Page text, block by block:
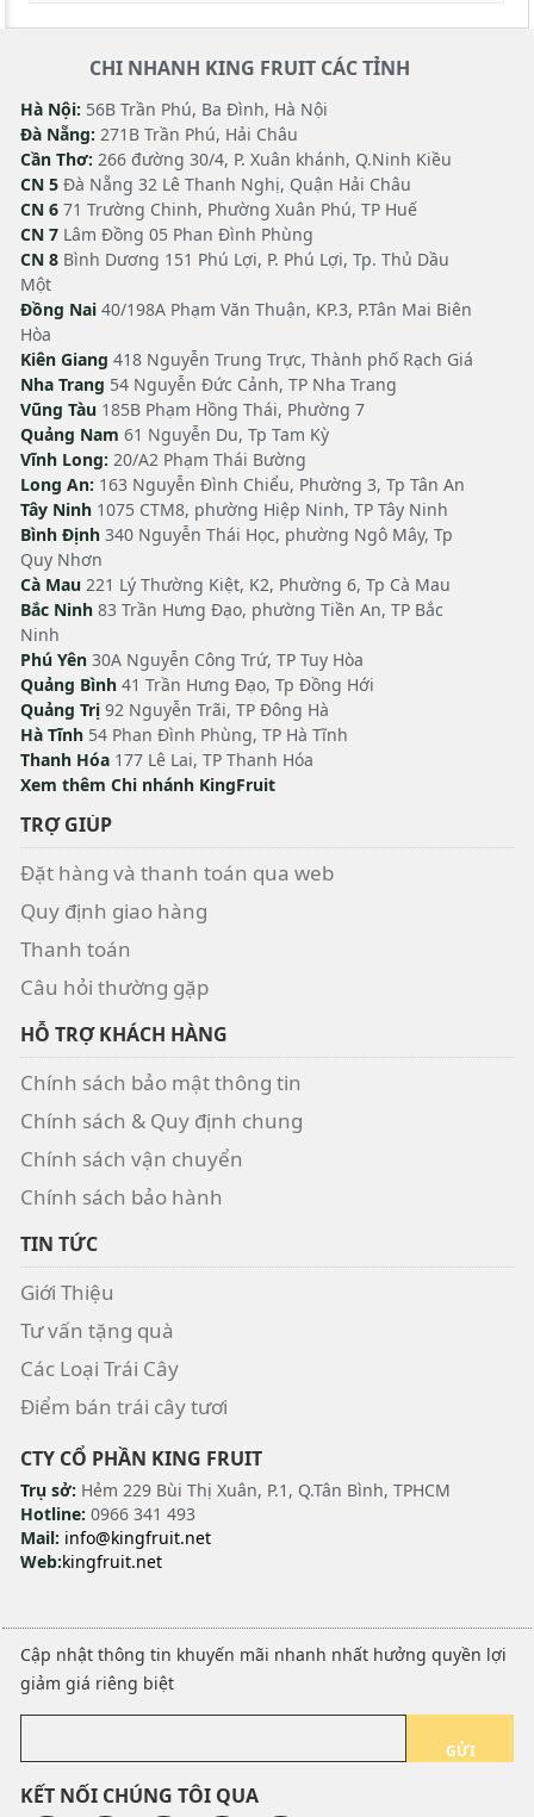
CHI NHANH KING FRUIT CÁC TỈNH
Hà Nội: 56B Trần Phú, Ba Đình, Hà Nội
Đà Nẵng: 271B Trần Phú, Hải Châu
Cần Thơ: 266 đường 30/4, P. Xuân khánh, Q.Ninh Kiều
CN 5 Đà Nẵng 32 Lê Thanh Nghị, Quận Hải Châu
CN 6 71 Trường Chinh, Phường Xuân Phú, TP Huế
CN 7 Lâm Đồng 05 Phan Đình Phùng
CN 8 Bình Dương 151 Phú Lợi, P. Phú Lợi, Tp. Thủ Dầu
Một
Đồng Nai 40/198A Phạm Văn Thuận, KP.3, P.Tân Mai Biên
Hòa
Kiên Giang 418 Nguyễn Trung Trực, Thành phố Rạch Giá
Nha Trang 54 Nguyễn Đức Cảnh, TP Nha Trang
Vũng Tàu 185B Phạm Hồng Thái, Phường 7
Quảng Nam 61 Nguyễn Du, Tp Tam Kỳ
Vĩnh Long: 20/A2 Phạm Thái Bường
Long An: 163 Nguyễn Đình Chiểu, Phường 3, Tp Tân An
Tây Ninh 1075 CTM8, phường Hiệp Ninh, TP Tây Ninh
Bình Định 340 Nguyễn Thái Học, phường Ngô Mây, Tp
Quy Nhơn
Cà Mau 221 Lý Thường Kiệt, K2, Phường 6, Tp Cà Mau
Bắc Ninh 83 Trần Hưng Đạo, phường Tiền An, TP Bắc
Ninh
Phú Yên 30A Nguyễn Công Trứ, TP Tuy Hòa
Quảng Bình 41 Trần Hưng Đạo, Tp Đồng Hới
Quảng Trị 92 Nguyễn Trãi, TP Đông Hà
Hà Tĩnh 54 Phan Đình Phùng, TP Hà Tĩnh
Thanh Hóa 177 Lê Lai, TP Thanh Hóa
Xem thêm Chi nhánh KingFruit
TRỢ GIÚP
Đặt hàng và thanh toán qua web
Quy định giao hàng
Thanh toán
Câu hỏi thường gặp
HỖ TRỢ KHÁCH HÀNG
Chính sách bảo mật thông tin
Chính sách & Quy định chung
Chính sách vận chuyển
Chính sách bảo hành
TIN TỨC
Giới Thiệu
Tư vấn tặng quà
Các Loại Trái Cây
Điểm bán trái cây tươi
CTY CỔ PHẦN KING FRUIT
Trụ sở: Hẻm 229 Bùi Thị Xuân, P.1, Q.Tân Bình, TPHCM
Hotline: 0966 341 493
Mail: info@kingfruit.net
Web:kingfruit.net
Cập nhật thông tin khuyến mãi nhanh nhất hưởng quyền lợi
giảm giá riêng biệt
GỬI
KẾT NỐI CHÚNG TÔI QUA